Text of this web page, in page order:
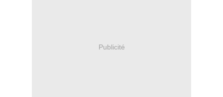
Publicité